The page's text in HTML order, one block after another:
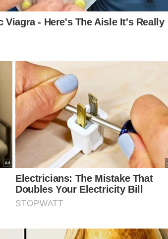
rigor jurídico”. Ao final da nota,
com clareza, quem de fato tentou
10 pessoas de uma só vez após a fuga do